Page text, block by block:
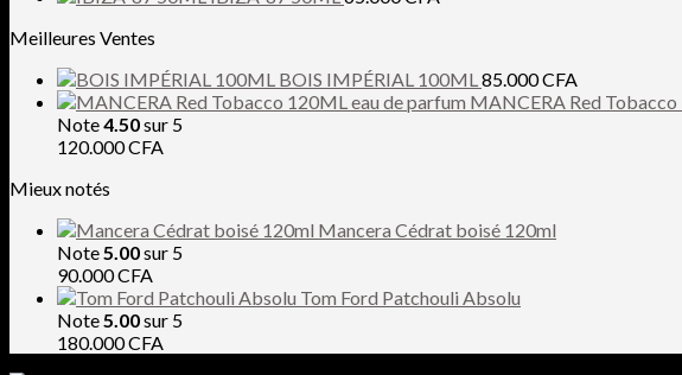
Meilleures Ventes
BOIS IMPÉRIAL 100ML85.000CFA
MANCERA Red
Note4.50sur 5
120.000CFA
Mieux notés
Mancera Cédrat boisé 120ml
Note5.00sur 5
90.000CFA
Tom Ford Patchouli Absolu
Note5.00sur 5
180.000CFA